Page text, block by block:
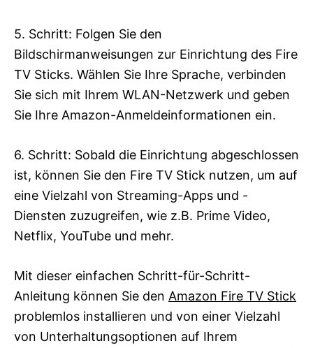
5. Schritt: Folgen Sie den
Bildschirmanweisungen zur Einrichtung des Fire
TV Sticks. Wählen Sie Ihre Sprache, verbinden
Sie sich mit Ihrem WLAN-Netzwerk und geben
Sie Ihre Amazon-Anmeldeinformationen ein.
6. Schritt: Sobald die Einrichtung abgeschlossen
ist, können Sie den Fire TV Stick nutzen, um auf
eine Vielzahl von Streaming-Apps und -
Diensten zuzugreifen, wie z.B. Prime Video,
Netflix, YouTube und mehr.
Mit dieser einfachen Schritt-für-Schritt-
Anleitung können Sie den Amazon Fire TV Stick
problemlos installieren und von einer Vielzahl
von Unterhaltungsoptionen auf Ihrem